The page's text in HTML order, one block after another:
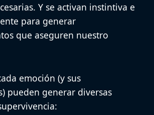
. Y se activan instintiva e
para generar
que aseguren nuestro
emoción (y sus
pueden generar diversas